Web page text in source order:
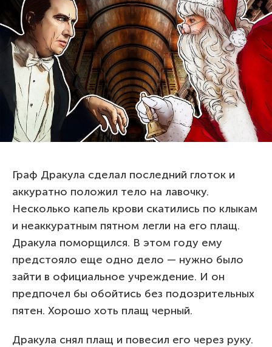
Граф Дракула сделал последний глоток и
аккуратно положил тело на лавочку.
Несколько капель крови скатились по клыкам
и неаккуратным пятном легли на его плащ.
Дракула поморщился. В этом году ему
предстояло еще одно дело — нужно было
зайти в официальное учреждение. И он
предпочел бы обойтись без подозрительных
пятен. Хорошо хоть плащ черный.
Дракула снял плащ и повесил его через руку.